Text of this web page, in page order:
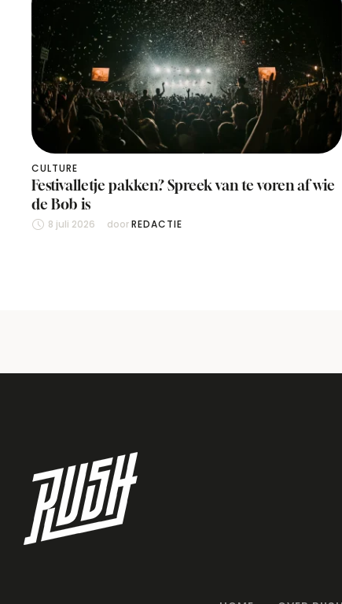
CULTURE
Festivalletje pakken? Spreek van te voren af wie
de Bob is
8 juli 2026 door REDACTIE